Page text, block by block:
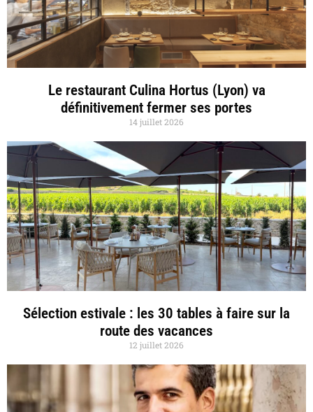
Le restaurant Culina Hortus (Lyon) va
définitivement fermer ses portes
14 juillet 2026
Sélection estivale : les 30 tables à faire sur la
route des vacances
12 juillet 2026